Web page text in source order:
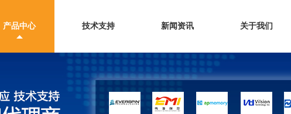
产品中心 技术支持 新闻资讯 关于我们